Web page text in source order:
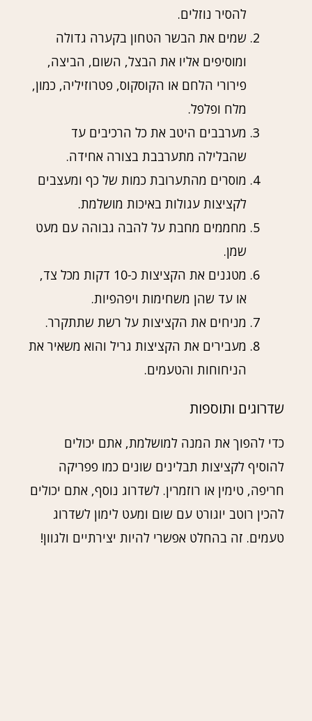
להסיר נוזלים.
שמים את הבשר הטחון בקערה גדולה
ומוסיפים אליו את הבצל, השום, הביצה,
פירורי הלחם או הקוסקוס, פטרוזיליה, כמון,
מלח ופלפל.
מערבבים היטב את כל הרכיבים עד
שהבלילה מתערבבת בצורה אחידה.
מוסרים מהתערובת כמות של כף ומעצבים
לקציצות עגולות באיכות מושלמת.
מחממים מחבת על להבה גבוהה עם מעט
שמן.
מטגנים את הקציצות כ-10 דקות מכל צד,
או עד שהן משחימות ויפהפיות.
מניחים את הקציצות על רשת שתתקרר.
מעבירים את הקציצות גריל והוא משאיר את
הניחוחות והטעמים.
שדרוגים ותוספות
כדי להפוך את המנה למושלמת, אתם יכולים
להוסיף לקציצות תבלינים שונים כמו פפריקה
חריפה, טימין או רוזמרין. לשדרוג נוסף, אתם יכולים
להכין רוטב יוגורט עם שום ומעט לימון לשדרוג
טעמים. זה בהחלט אפשרי להיות יצירתיים ולגוון!